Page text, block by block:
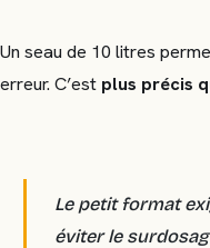
Un seau de 10 litres
erreur. C’est plus précis
Le petit format
éviter le